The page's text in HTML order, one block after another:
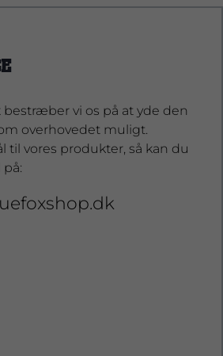
bestræber vi os på at yde den
overhovedet muligt.
til vores produkter, så kan du